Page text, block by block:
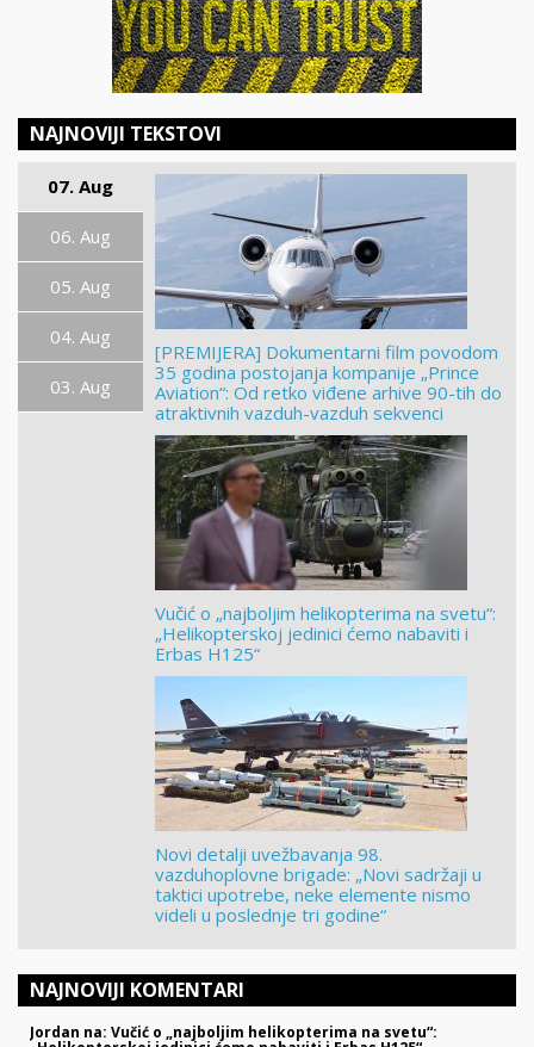
NAJNOVIJI TEKSTOVI
07. Aug
06. Aug
05. Aug
04. Aug
03. Aug
[PREMIJERA] Dokumentarni film povodom
35 godina postojanja kompanije „Prince
Aviation“: Od retko viđene arhive 90-tih do
atraktivnih vazduh-vazduh sekvenci
Vučić o „najboljim helikopterima na svetu“:
„Helikopterskoj jedinici ćemo nabaviti i
Erbas H125“
Novi detalji uvežbavanja 98.
vazduhoplovne brigade: „Novi sadržaji u
taktici upotrebe, neke elemente nismo
videli u poslednje tri godine“
NAJNOVIJI KOMENTARI
Jordan na: Vučić o „najboljim helikopterima na svetu“: